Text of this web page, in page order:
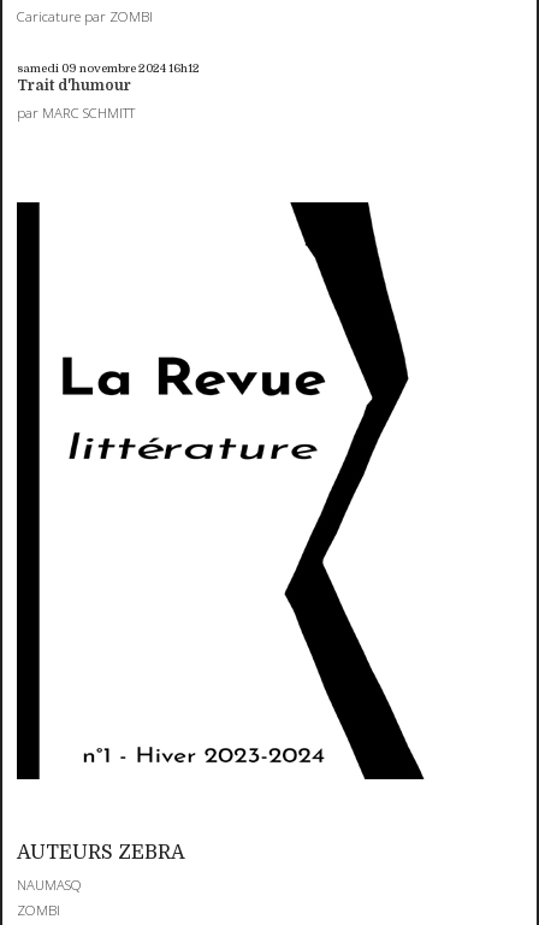
Caricature par ZOMBI
samedi 09 novembre 202416h12
Trait d'humour
par MARC SCHMITT
AUTEURS ZEBRA
NAUMASQ
ZOMBI